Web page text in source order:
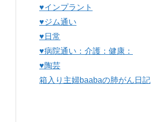
♥インプラント
♥ジム通い
♥日常
♥病院通い：介護：健康：
♥陶芸
箱入り主婦baabaの肺がん日記